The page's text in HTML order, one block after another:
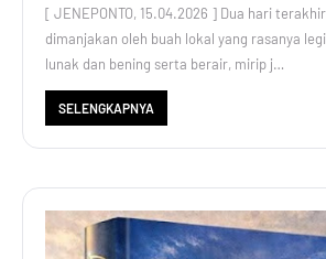
[ JENEPONTO, 15.04.2026 ] Dua hari
dimanjakan oleh buah lokal yang rasanya
lunak dan bening serta berair, mirip j…
SELENGKAPNYA